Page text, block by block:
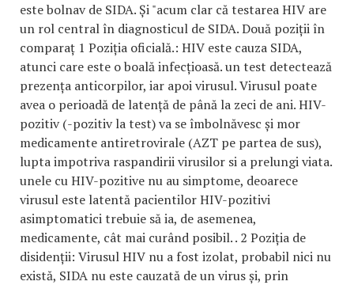
este bolnav de SIDA. Și "acum clar că testarea HIV are
un rol central în diagnosticul de SIDA. Două poziții în
comparaț 1 Poziția oficială.: HIV este cauza SIDA,
atunci care este o boală infecțioasă. un test detectează
prezența anticorpilor, iar apoi virusul. Virusul poate
avea o perioadă de latență de până la zeci de ani. HIV-
pozitiv (-pozitiv la test) va se îmbolnăvesc și mor
medicamente antiretrovirale (AZT pe partea de sus),
lupta impotriva raspandirii virusilor si a prelungi viata.
unele cu HIV-pozitive nu au simptome, deoarece
virusul este latentă pacientilor HIV-pozitivi
asimptomatici trebuie să ia, de asemenea,
medicamente, cât mai curând posibil. . 2 Poziția de
disidenții: Virusul HIV nu a fost izolat, probabil nici nu
există, SIDA nu este cauzată de un virus și, prin